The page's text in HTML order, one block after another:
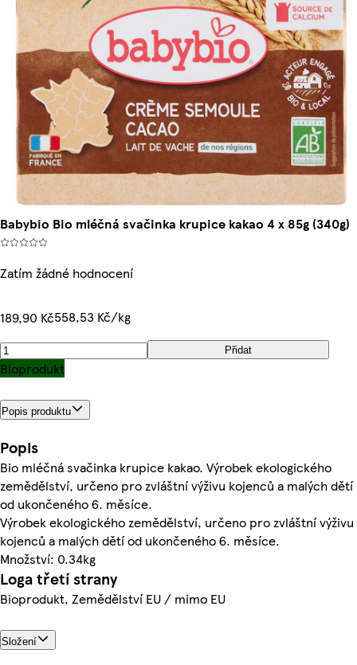
Babybio Bio mléčná svačinka krupice kakao 4 x 85g (340g)
Zatím žádné hodnocení
189,90 Kč558,53 Kč/kg
Přidat
Bioprodukt
Popis produktu
Popis
Bio mléčná svačinka krupice kakao. Výrobek ekologického
zemědělství, určeno pro zvláštní výživu kojenců a malých dětí
od ukončeného 6. měsíce.
Výrobek ekologického zemědělství, určeno pro zvláštní výživu
kojenců a malých dětí od ukončeného 6. měsíce.
Množství: 0.34kg
Loga třetí strany
Bioprodukt, Zemědělství EU / mimo EU
Složení